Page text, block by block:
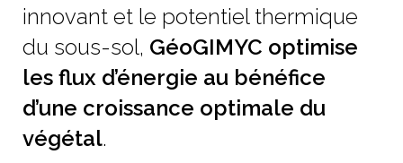
innovant et le potentiel thermique
du sous-sol, GéoGIMYC optimise
les flux d’énergie au bénéfice
d’une croissance optimale du
végétal.